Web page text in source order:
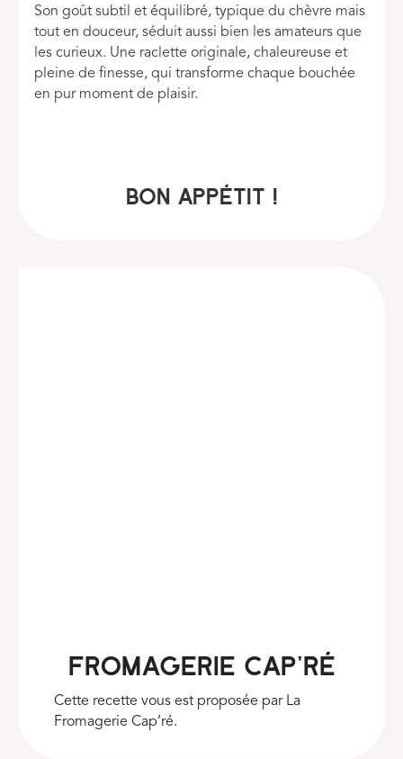
Son goût subtil et équilibré, typique du chèvre mais
tout en douceur, séduit aussi bien les amateurs que
les curieux. Une raclette originale, chaleureuse et
pleine de finesse, qui transforme chaque bouchée
en pur moment de plaisir.
BON APPÉTIT !
Fromagerie cap'ré
Cette recette vous est proposée par La
Fromagerie Cap’ré.